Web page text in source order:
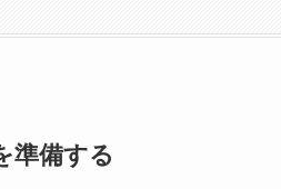
準備する